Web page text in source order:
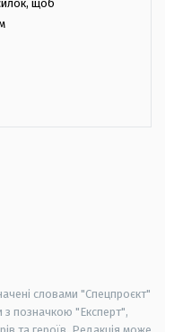
щоб
словами "Спецпроєкт"
з позначкою "Експерт",